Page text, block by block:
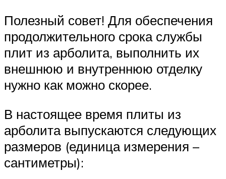
Полезный совет! Для обеспечения
продолжительного срока службы
плит из арболита, выполнить их
внешнюю и внутреннюю отделку
нужно как можно скорее.
В настоящее время плиты из
арболита выпускаются следующих
размеров (единица измерения –
сантиметры):